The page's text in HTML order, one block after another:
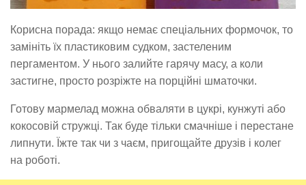
Корисна порада: якщо немає спеціальних формочок, то
замініть їх пластиковим судком, застеленим
пергаментом. У нього залийте гарячу масу, а коли
застигне, просто розріжте на порційні шматочки.
Готову мармелад можна обваляти в цукрі, кунжуті або
кокосовій стружці. Так буде тільки смачніше і перестане
липнути. Їжте так чи з чаєм, пригощайте друзів і колег
на роботі.